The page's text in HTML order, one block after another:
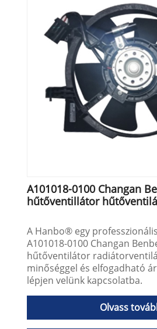
A101018-0100 Changan
hűtőventillátor
A Hanbo® egy
A101018-0100 Changan
hűtőventilátor
minőséggel és elfogadható
lépjen velünk kapcsolatba.
Olvass